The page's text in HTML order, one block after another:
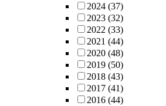
2024 (37)
2023 (32)
2022 (33)
2021 (44)
2020 (48)
2019 (50)
2018 (43)
2017 (41)
2016 (44)